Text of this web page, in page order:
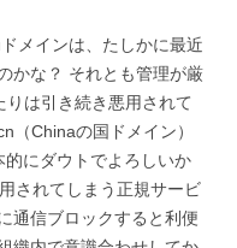
メインは、たしかに最近
かな？ それとも管理が厳
は引き続き悪用されて
（Chinaの国ドメイン）
にダウトでよろしいか
されてしまう正規サービ
通信ブロックすると利便